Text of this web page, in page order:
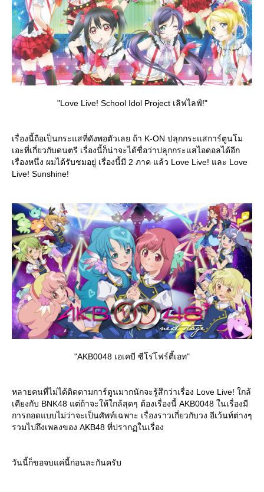
"Love Live! School Idol Project เลิฟไลฟ์!"
เรื่องนี้ถือเป็นกระแสที่ดังพอตัวเลย ถ้า K-ON ปลุกกระแสการ์ตูนโม
เอะที่เกี่ยวกับดนตรี เรื่องนี้ก็น่าจะได้ชื่อว่าปลุกกระแสไอดอลได้อีก
เรื่องหนึ่ง ผมได้รับชมอยู่ เรื่องนี้มี 2 ภาค แล้ว Love Live! และ Love
Live! Sunshine!
"AKB0048 เอเคบี ซีโร่โฟร์ตี้เอท"
หลายคนที่ไม่ได้ติดตามการ์ตูนมากนักจะรู้สึกว่าเรื่อง Love Live! ใกล้
เคียงกับ BNK48 แต่ถ้าจะให้ใกล้สุดๆ ต้องเรื่องนี้ AKB0048 ในเรื่องมี
การถอดแบบไม่ว่าจะเป็นศัพท์เฉพาะ เรื่องราวเกี่ยวกับวง อีเว้นท์ต่างๆ
รวมไปถึงเพลงของ AKB48 ที่ปรากฏในเรื่อง
วันนี้ก็ขอจบแค่นี้ก่อนละกันครับ